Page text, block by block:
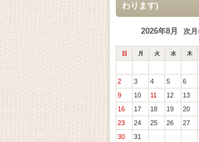
わります)
2026年8月 次月
日 月 火 水 木
2
3 4 5 6
9
10 11 12 13
16
17 18 19 20
23
24 25 26 27
30
31